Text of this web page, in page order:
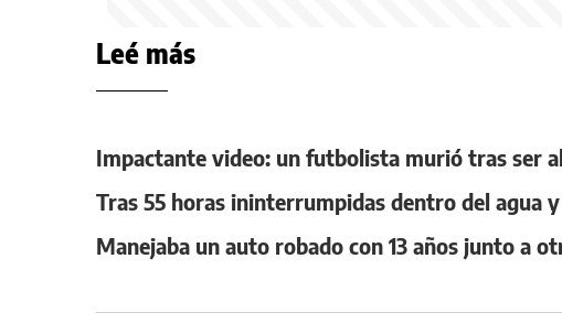
Leé más
Impactante video: un futbolista murió tras ser
Tras 55 horas ininterrumpidas dentro del agua
Manejaba un auto robado con 13 años junto a